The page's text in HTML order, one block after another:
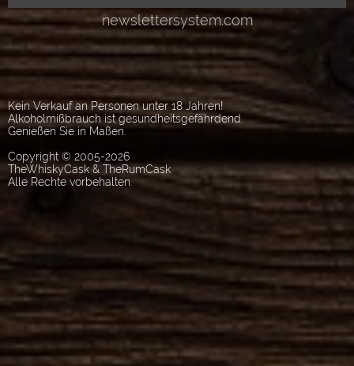
Kein Verkauf an Personen unter 18 Jahren!
Alkoholmißbrauch ist gesundheitsgefährdend.
Genießen Sie in Maßen.
Copyright © 2005-2026
TheWhiskyCask & TheRumCask
Alle Rechte vorbehalten.